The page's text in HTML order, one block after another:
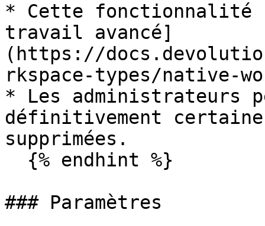
* Cette fonctionnalité
travail avancé]
(https://
rkspace-types/native-
* Les administrateurs
définitivement
supprimées.
### Paramètres